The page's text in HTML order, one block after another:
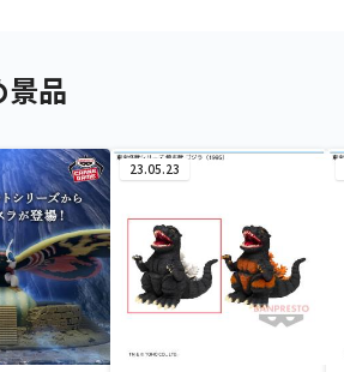
景品
23.05.23